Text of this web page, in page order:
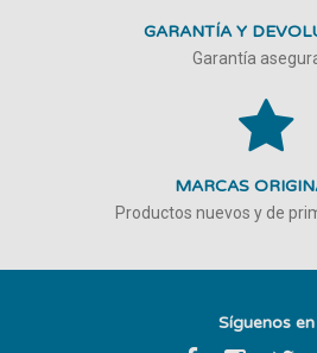
GARANTÍA Y
Garantía
MARCAS
Productos nuevos y de
Síguenos en